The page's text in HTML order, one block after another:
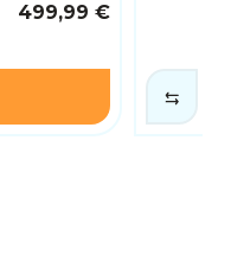
499,99 €